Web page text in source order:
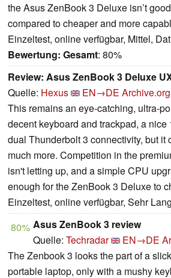
the Asus ZenBook 3 Deluxe isn’t
compared to cheaper and more
Einzeltest, online verfügbar, Mittel,
Bewertung: Gesamt: 80%
Review: Asus ZenBook 3 Deluxe
Quelle: Hexus EN→DE
This remains an eye-catching, ultra-
decent keyboard and trackpad, a
dual Thunderbolt 3 connectivity, but it
much more. Competition in the
isn't letting up, and a simple CPU
enough for the ZenBook 3 Deluxe to
Einzeltest, online verfügbar, Sehr
80% Asus ZenBook 3 review
Quelle: Techradar EN→DE
The Zenbook 3 looks the part of a
portable laptop, only with a mushy